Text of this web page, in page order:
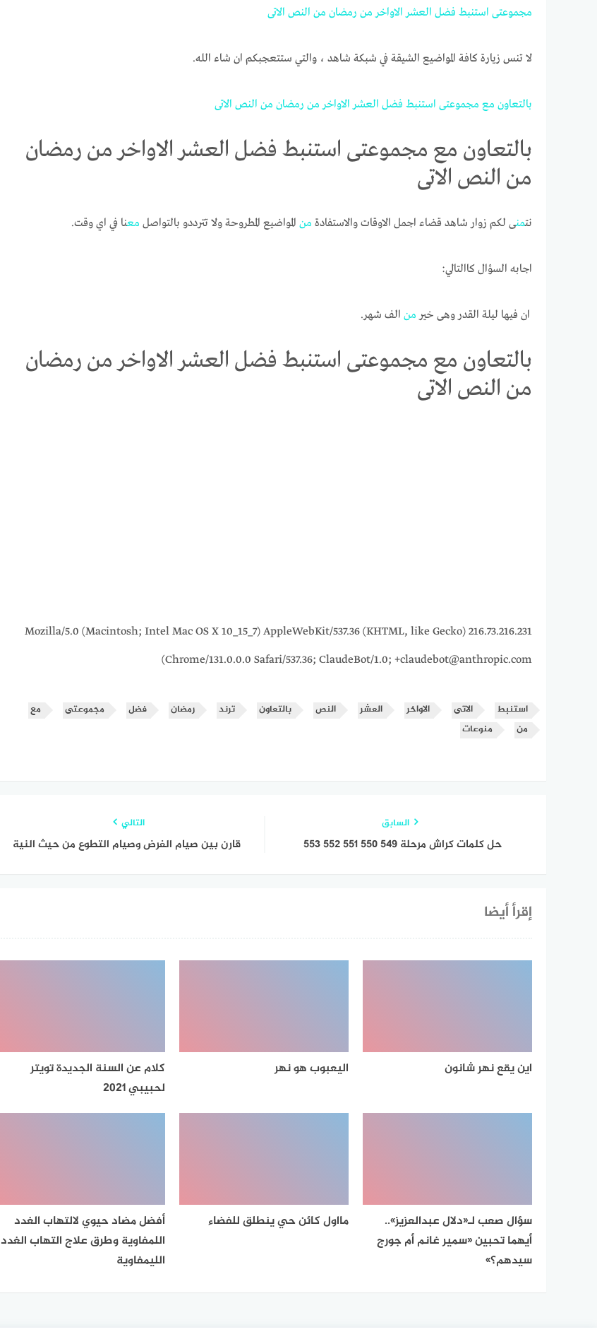
مجموعتى استنبط فضل العشر الاواخر من رمضان من النص الاتى
لا تنس زيارة كافة المواضيع الشيقة في شبكة شاهد ، والتي ستتعجبكم ان شاء الله.
بالتعاون مع مجموعتى استنبط فضل العشر الاواخر من رمضان من النص الاتى
بالتعاون مع مجموعتى استنبط فضل العشر الاواخر من رمضان
من النص الاتى
نتمنى لكم زوار شاهد قضاء اجمل الاوقات والاستفادة من المواضيع المطروحة ولا تترددو بالتواصل معنا في اي وقت.
اجابه السؤال كاالتالي:
ان فيها ليلة القدر وهى خير من الف شهر.
بالتعاون مع مجموعتى استنبط فضل العشر الاواخر من رمضان
من النص الاتى
216.73.216.231 Mozilla/5.0 (Macintosh; Intel Mac OS X 10_15_7) AppleWebKit/537.36 (KHTML, like Gecko)
Chrome/131.0.0.0 Safari/537.36; ClaudeBot/1.0; +claudebot@anthropic.com)
استنبط الاتى الاواخر العشر النص بالتعاون ترند رمضان فضل مجموعتى
مع
من
منوعات
السابق
حل كلمات كراش مرحلة ٥٤٩ ٥٥٠ ٥٥١ ٥٥٢ ٥٥٣
التالي
قارن بين صيام الفرض وصيام التطوع من حيث النية
إقرأ أيضا
اين يقع نهر شانون اليعبوب هو نهر
كلام عن السنة الجديدة تويتر
لحبيبي 2021
سؤال صعب لـ«دلال عبدالعزيز»..
أيهما تحبين «سمير غانم أم جورج
سيدهم؟»
مااول كائن حي ينطلق للفضاء
أفضل مضاد حيوي لالتهاب الغدد
اللمفاوية وطرق علاج التهاب الغدد
الليمفاوية